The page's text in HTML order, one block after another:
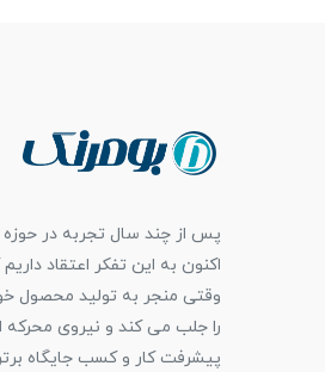
پس از چند سال تجربه در
اکنون به این تفکر اعتقاد
وقتی منجر به تولید محصول
را جلب می کند و نیروی محرکه
پیشرفت کار و کسب جایگاه